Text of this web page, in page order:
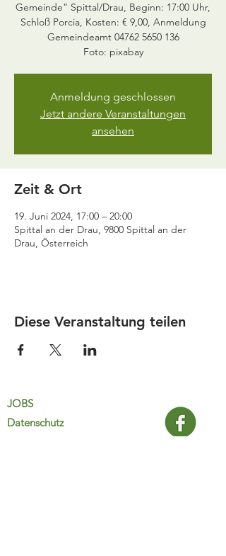
Gemeinde“ Spittal/Drau, Beginn: 17:00 Uhr,
Schloß Porcia, Kosten: € 9,00, Anmeldung
Gemeindeamt 04762 5650 136
Foto: pixabay
Anmeldung geschlossen
Jetzt andere Veranstaltungen
ansehen
Zeit & Ort
19. Juni 2024, 17:00 – 20:00
Spittal an der Drau, 9800 Spittal an der
Drau, Österreich
Diese Veranstaltung teilen
JOBS
Datenschutz